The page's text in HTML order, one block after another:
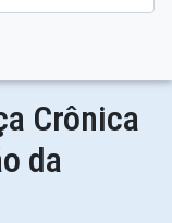
Crônica
da